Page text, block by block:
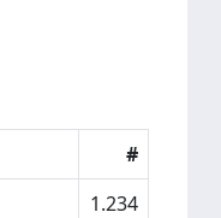
#
1.234